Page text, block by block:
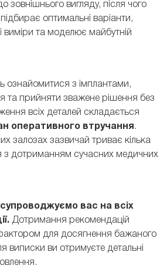
зовнішнього вигляду, після чого
оптимальні варіанти,
виміри та моделює майбутній
ознайомитися з імплантами,
та прийняти зважене рішення без
всіх деталей складається
оперативного втручання .
залозах зазвичай триває кілька
з дотриманням сучасних медичних
супроводжуємо вас на всіх
Дотримання рекомендацій
для досягнення бажаного
виписки ви отримуєте детальні